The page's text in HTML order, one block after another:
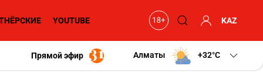
YOUTUBE KAZ
Прямой эфир Алматы +32 C